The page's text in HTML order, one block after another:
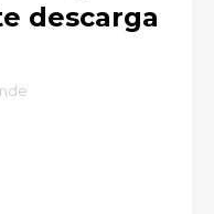
descarga